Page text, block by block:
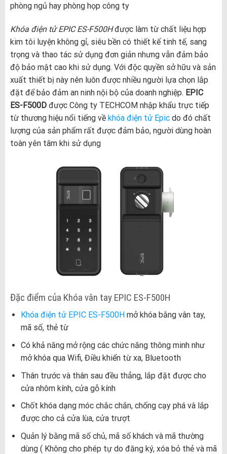
phòng ngủ hay phòng họp công ty
Khóa điện tử EPIC ES-F500Hđược làm từ chất liệu hợp
kim tôi luyện không gỉ, siêu bền có thiết kế tinh tế, sang
trọng và thao tác sử dụng đơn giản nhưng vẫn đảm bảo
độ bảo mật cao khi sử dụng. Với độc quyền sở hữu và sản
xuất thiết bị này nên luôn được nhiều người lựa chọn lắp
đặt để bảo đảm an ninh nội bộ của doanh nghiệp. EPIC
ES-F500Dđược Công ty TECHCOM nhập khẩu trực tiếp
từ thương hiệu nổi tiếng về khóa điện tử Epicdo đó chất
lượng của sản phẩm rất được đảm bảo, người dùng hoàn
toàn yên tâm khi sử dụng
Đặc điểm của Khóa vân tay EPIC ES-F500H
Khóa điện tử EPIC ES-F500H mở khóa bằng vân tay,
mã số, thẻ từ
Có khả năng mở rộng các chức năng thông minh như
mở khóa qua Wifi, Điều khiển từ xa, Bluetooth
Thân trước và thân sau đều thẳng, lắp đặt được cho
cửa nhôm kính, cửa gỗ kính
Chốt khóa dạng móc chắc chắn, chống cạy phá và lắp
được cho cả cửa lùa, cửa trượt
Quản lý bằng mã số chủ, mã số khách và mã thường
dùng ( Không cho phép tự do đăng ký, xóa bỏ thẻ và mã